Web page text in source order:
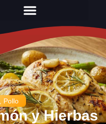
Pollo
y Hierbas